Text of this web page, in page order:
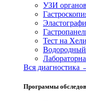
УЗИ органов
Тест на
Водородный
Вся диагностика
Программы